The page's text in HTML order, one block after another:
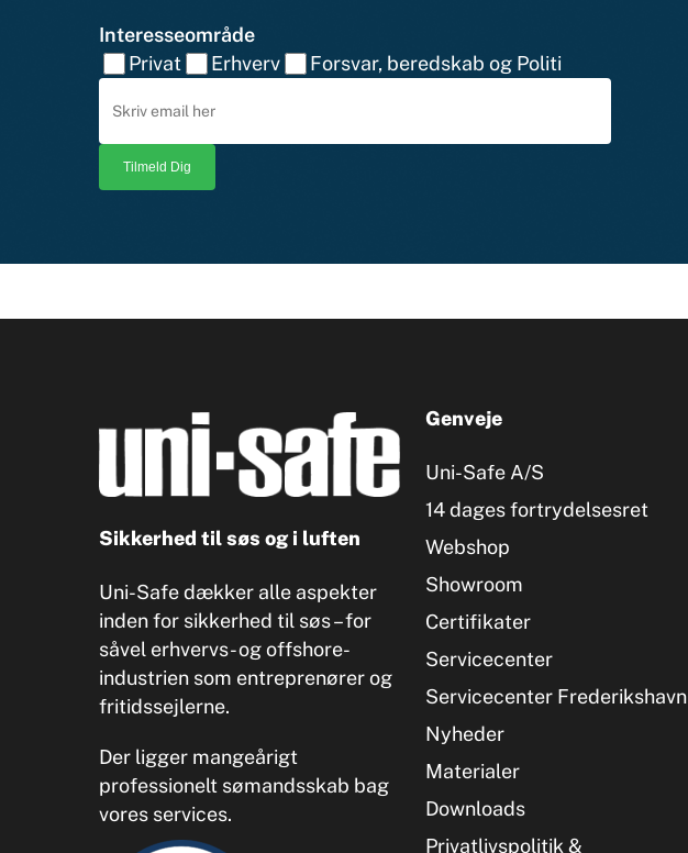
Interesseområde
Privat
Erhverv Forsvar, beredskab og Politi
Sikkerhed til søs og i luften
Uni-Safe dækker alle aspekter
inden for sikkerhed til søs – for
såvel erhvervs- og offshore-
industrien som entreprenører og
fritidssejlerne.
Der ligger mangeårigt
professionelt sømandsskab bag
vores services.
Genveje
Uni-Safe A/S
14 dages fortrydelsesret
Webshop
Showroom
Certifikater
Servicecenter
Servicecenter Frederikshavn
Nyheder
Materialer
Downloads
Privatlivspolitik &